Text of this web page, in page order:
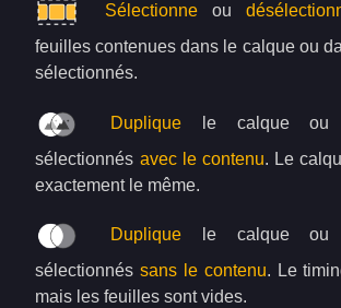
Sélectionneou
feuilles contenues dans le calque ou
sélectionnés.
Duplique le calque ou
sélectionnés avec le contenu. Le
exactement le même.
Duplique le calque ou
sélectionnéssans le contenu. Le
mais les feuilles sont vides.